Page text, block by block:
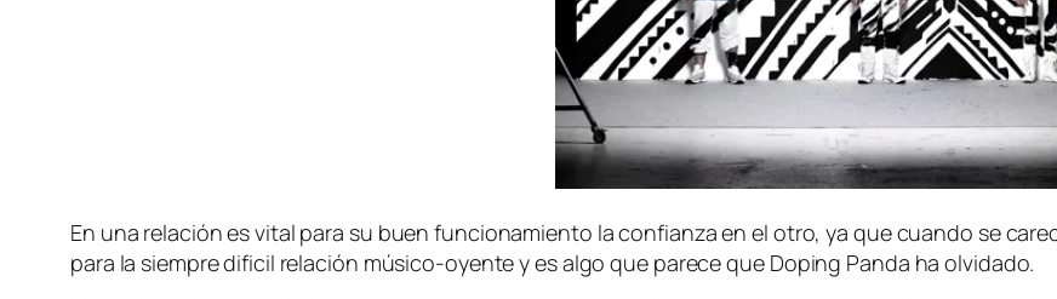
En una re­la­ción es vi­tal pa­ra su buen fun­cio­na­mien­to la con­fian­za en el otro, ya que cuan­do se
pa­ra la siem­pre di­fi­cil re­la­ción músico-oyente y es al­go que pa­re­ce que Doping Panda ha olvidado.